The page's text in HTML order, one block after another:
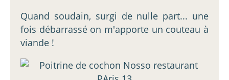
Quand soudain, surgi de nulle part... une
fois débarrassé on m'apporte un couteau à
viande !